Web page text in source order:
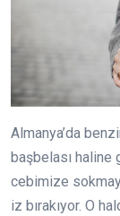
Almanya’da
başbelası haline
cebimize
iz bırakıyor. O